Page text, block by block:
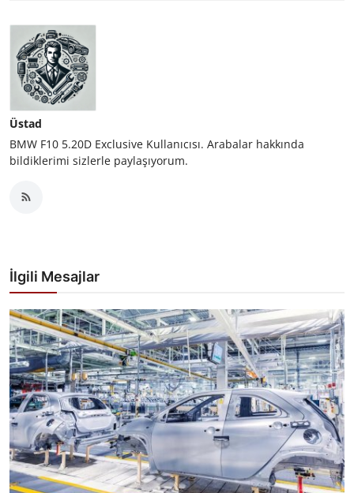
Üstad
BMW F10 5.20D Exclusive Kullanıcısı. Arabalar hakkında
bildiklerimi sizlerle paylaşıyorum.
İlgili Mesajlar